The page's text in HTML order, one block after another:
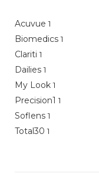
Acuvue 1
Biomedics 1
Clariti 1
Dailies 1
My Look 1
Precision1 1
Soflens 1
Total30 1